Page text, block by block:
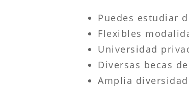
Puedes estudiar
Flexibles
Universidad
Diversas becas
Amplia